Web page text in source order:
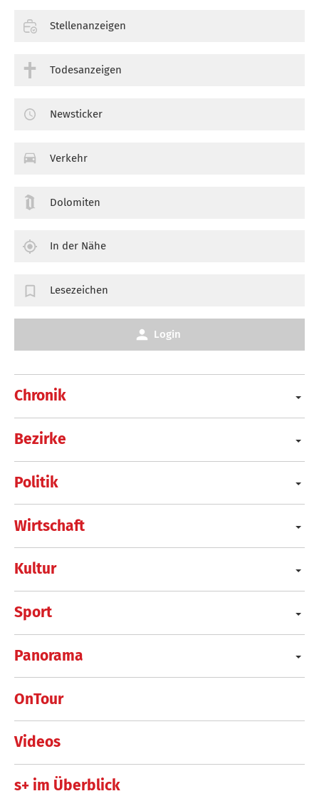
Chronik
Bezirke
Politik
Wirtschaft
Kultur
Sport
Panorama
OnTour
Videos
s+ im Überblick
Stellenanzeigen
Todesanzeigen
Newsticker
Verkehr
Dolomiten
In der Nähe
Lesezeichen
Login